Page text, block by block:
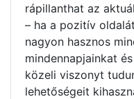
rápillanthat az
– ha a pozitív
nagyon hasznos
mindennapjainkat
közeli viszonyt
lehetőségeit